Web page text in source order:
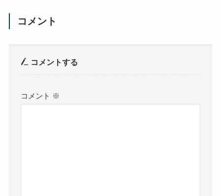
コメント
コメントする
コメント ※